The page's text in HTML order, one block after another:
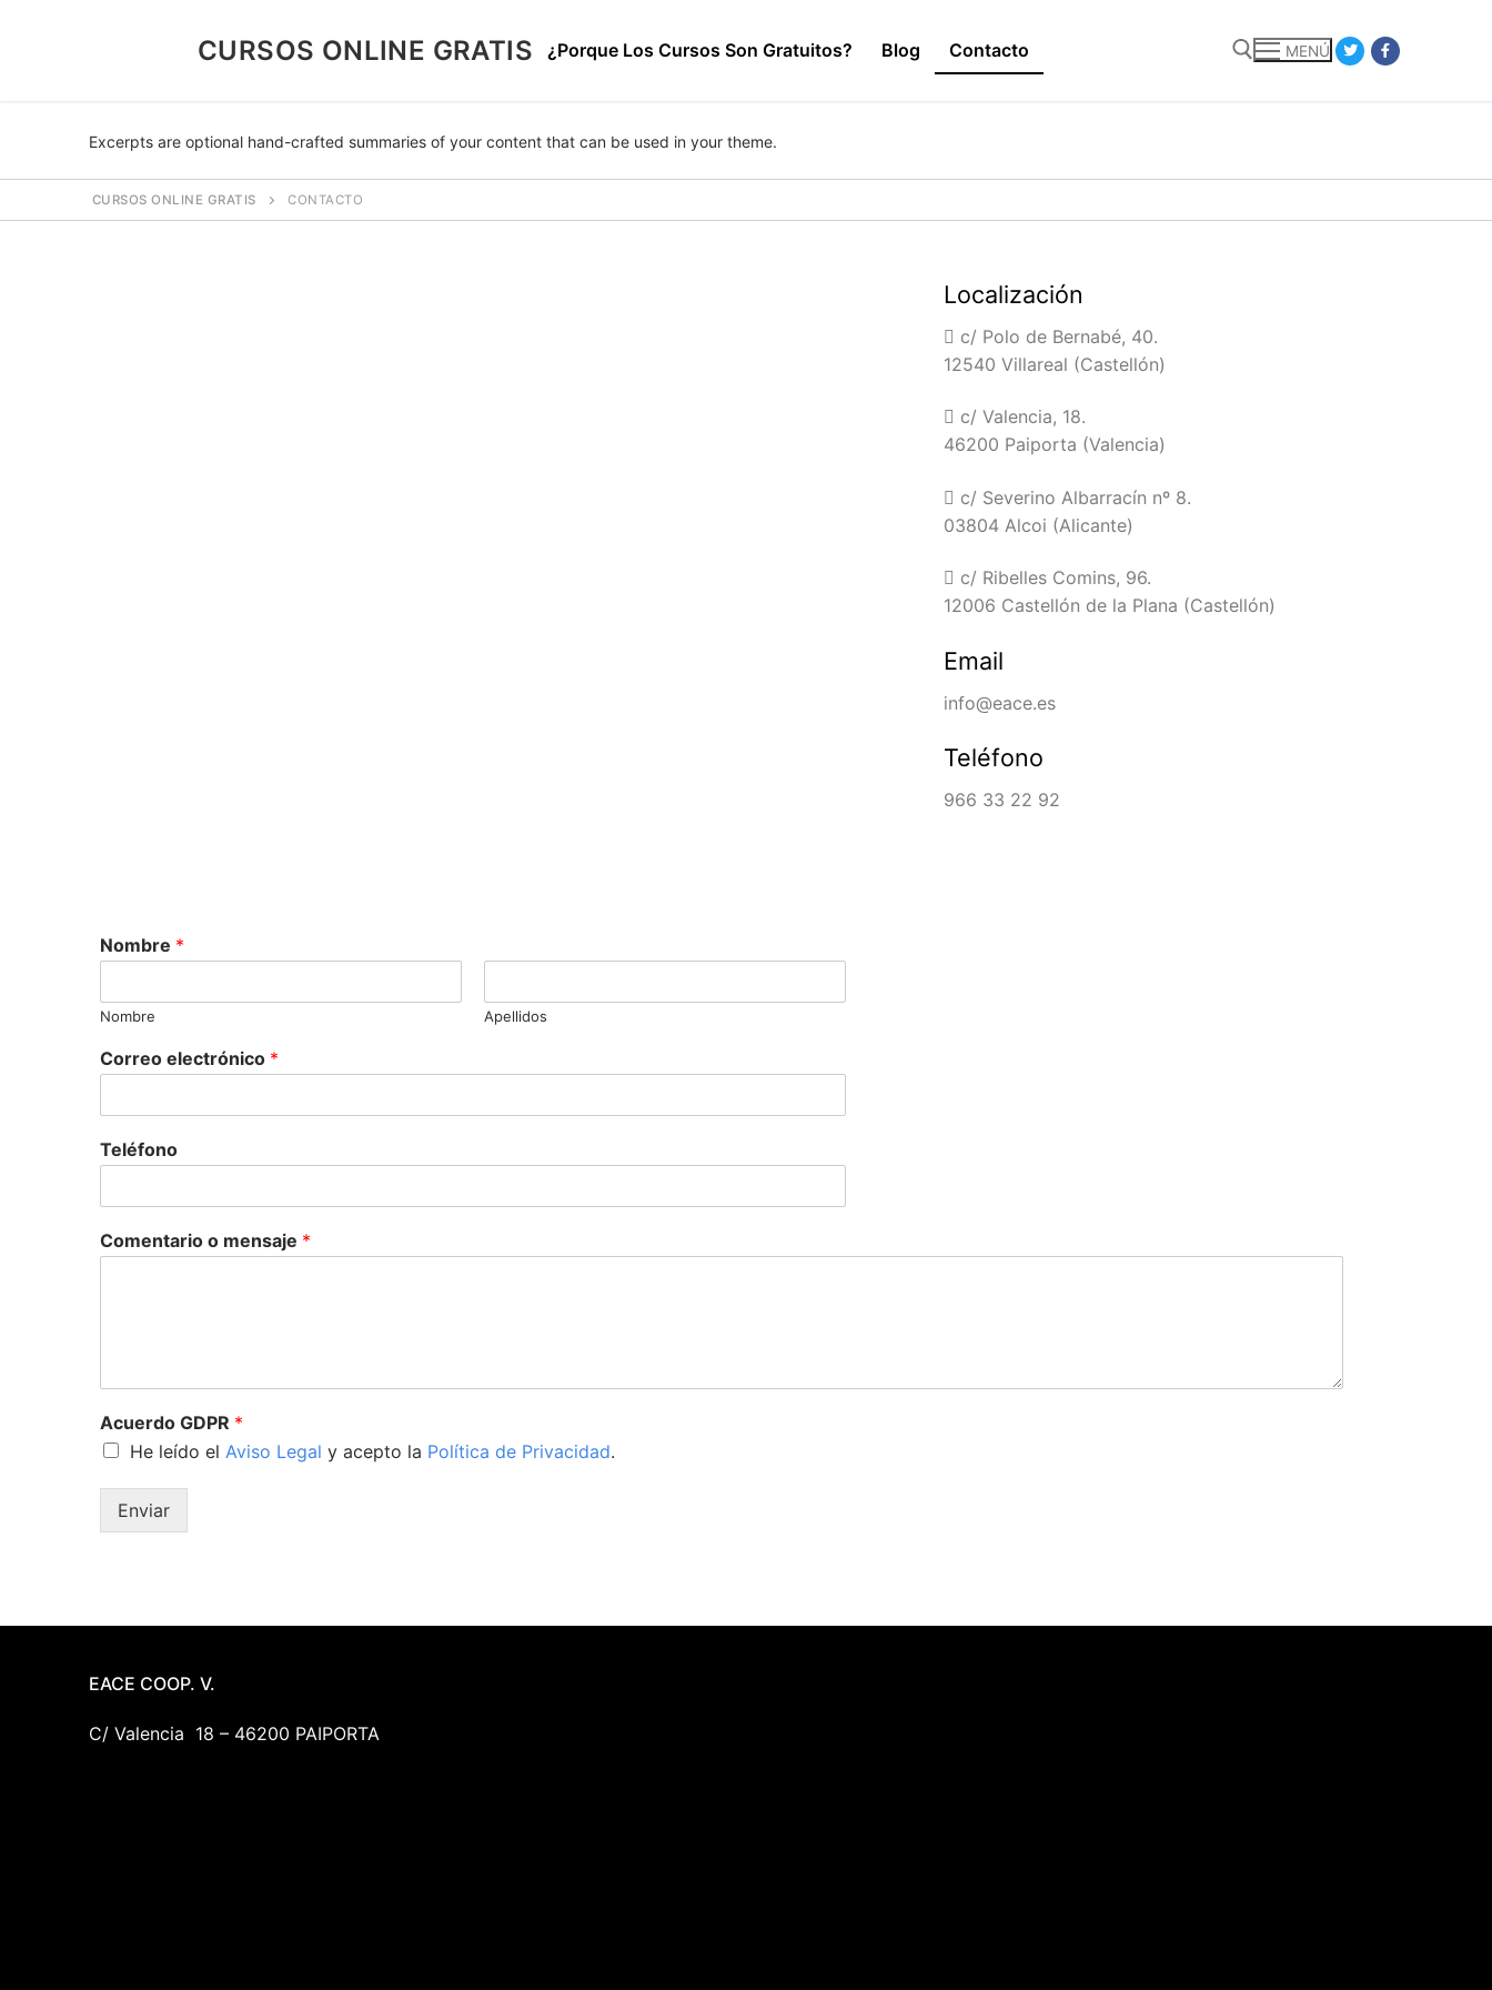
CURSOS ONLINE GRATIS ¿Porque Los Cursos Son Gratuitos? Blog Contacto MENÚ
Excerpts are optional hand-crafted summaries of your content that can be used in your theme.
CURSOS ONLINE GRATIS CONTACTO
Localización
c/ Polo de Bernabé, 40.
12540 Villareal (Castellón)
c/ Valencia, 18.
46200 Paiporta (Valencia)
c/ Severino Albarracín nº 8.
03804 Alcoi (Alicante)
c/ Ribelles Comins, 96.
12006 Castellón de la Plana (Castellón)
Email
info@eace.es
Teléfono
966 33 22 92
Nombre *
Nombre Apellidos
Correo electrónico *
Teléfono
Comentario o mensaje *
Acuerdo GDPR *
He leído el Aviso Legal y acepto la Política de Privacidad.
Enviar
EACE COOP. V.
C/ Valencia 18 – 46200 PAIPORTA